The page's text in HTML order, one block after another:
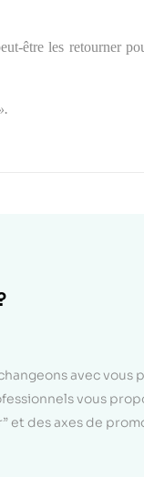
être les retourner
avec vous
vous
et des axes de